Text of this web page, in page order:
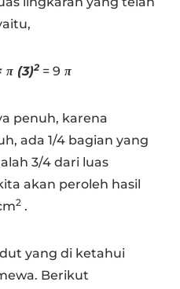
π (3)2 = 9 π
penuh, karena
ada 1/4 bagian yang
3/4 dari luas
akan peroleh hasil
2 .
yang di ketahui
Berikut